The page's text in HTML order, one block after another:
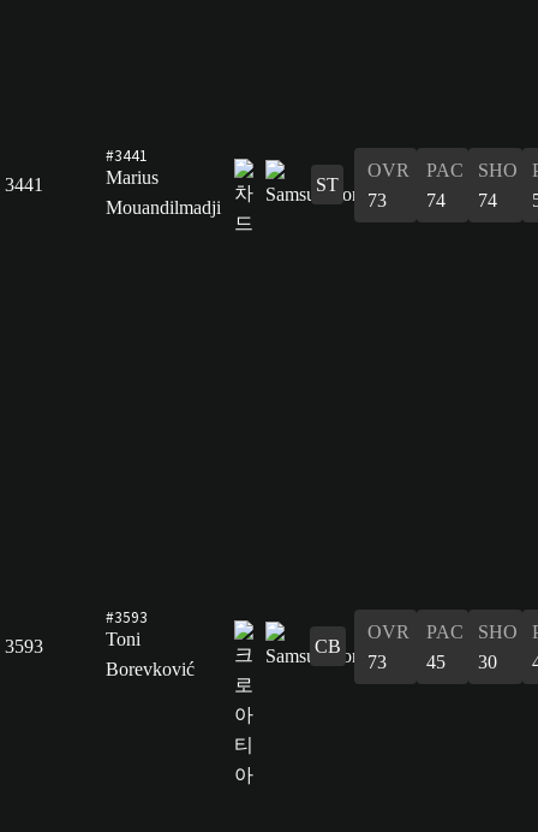
3441
#3441
Marius
Mouandilmadji
ST
OVR
73
PAC
74
SHO
74
3593
#3593
Toni
Borevković
CB
OVR
73
PAC
45
SHO
30